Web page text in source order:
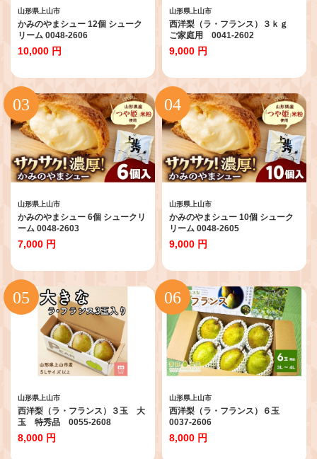
山形県上山市
かみのやまシュー 12個 シューク
リーム 0048-2606
10,000 円
山形県上山市
西洋梨（ラ・フランス）３ｋｇ
ご家庭用 0041-2602
9,000 円
山形県上山市
かみのやまシュー 6個 シュークリ
ーム 0048-2603
7,000 円
山形県上山市
かみのやまシュー 10個 シューク
リーム 0048-2605
9,000 円
山形県上山市
西洋梨（ラ・フランス）３玉 大
玉 特秀品 0055-2608
8,000 円
山形県上山市
西洋梨（ラ・フランス）６玉
0037-2606
8,000 円